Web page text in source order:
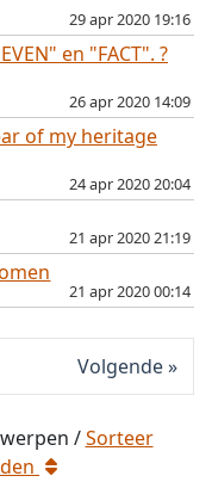
29 apr 2020 19:16
en "FACT". ?
26 apr 2020 14:09
of my heritage
24 apr 2020 20:04
21 apr 2020 21:19
21 apr 2020 00:14
Volgende
/Sorteer